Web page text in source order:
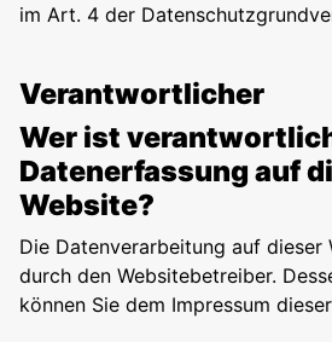
im Art. 4 der
Verantwortlicher
Wer ist
Datenerfassung auf
Website?
Die Datenverarbeitung auf dieser
durch den Websitebetreiber.
können Sie dem Impressum